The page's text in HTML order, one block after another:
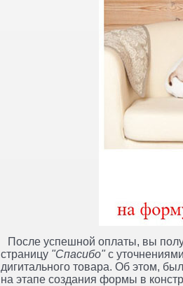
После успешной оплаты, вы
страницу "Спасибо"с
дигитального товара. Об этом,
на этапе создания формы в